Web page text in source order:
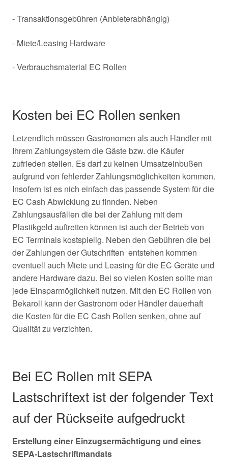
- Transaktionsgebühren (Anbieterabhängig)
- Miete/Leasing Hardware
- Verbrauchsmaterial EC Rollen
Kosten bei EC Rollen senken
Letzendlich müssen Gastronomen als auch Händler mit
Ihrem Zahlungsystem die Gäste bzw. die Käufer
zufrieden stellen. Es darf zu keinen Umsatzeinbußen
aufgrund von fehlerder Zahlungsmöglichkeiten kommen.
Insofern ist es nich einfach das passende System für die
EC Cash Abwicklung zu finnden. Neben
Zahlungsausfällen die bei der Zahlung mit dem
Plastikgeld auftretten können ist auch der Betrieb von
EC Terminals kostspielig. Neben den Gebühren die bei
der Zahlungen der Gutschriften entstehen kommen
eventuell auch Miete und Leasing für die EC Geräte und
andere Hardware dazu. Bei so vielen Kosten sollte man
jede Einsparmöglichkeit nutzen. Mit den EC Rollen von
Bekaroll kann der Gastronom oder Händler dauerhaft
die Kosten für die EC Cash Rollen senken, ohne auf
Qualität zu verzichten.
Bei EC Rollen mit SEPA
Lastschriftext ist der folgender Text
auf der Rückseite aufgedruckt
Erstellung einer Einzugsermächtigung und eines
SEPA-Lastschriftmandats